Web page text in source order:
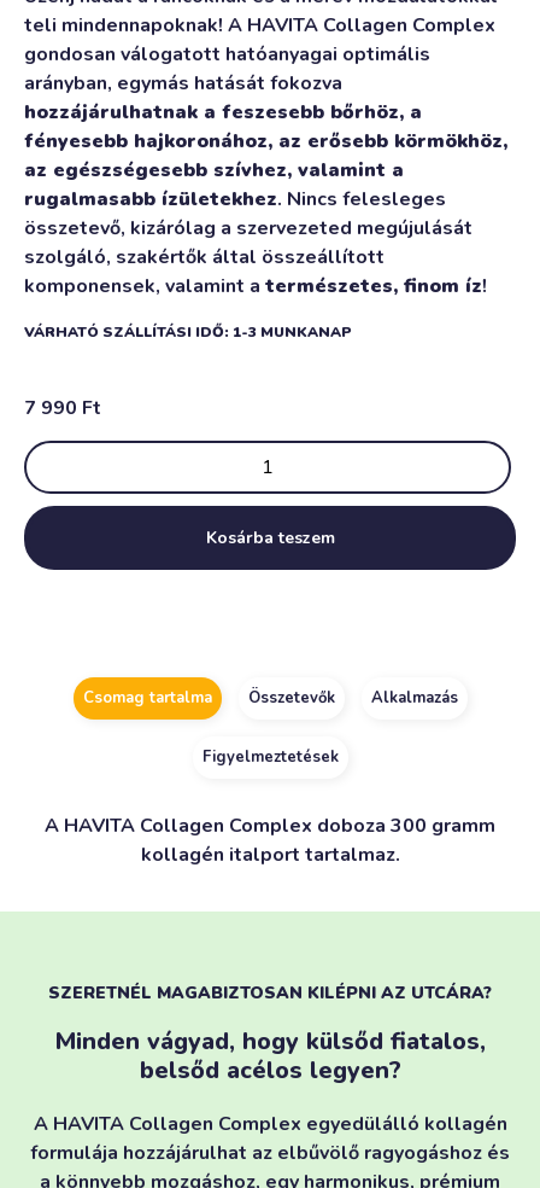
teli mindennapoknak! A HAVITA Collagen Complex
gondosan válogatott hatóanyagai optimális
arányban, egymás hatását fokozva
hozzájárulhatnak a feszesebb bőrhöz, a
fényesebb hajkoronához, az erősebb körmökhöz,
az egészségesebb szívhez, valamint a
rugalmasabb ízületekhez. Nincs felesleges
összetevő, kizárólag a szervezeted megújulását
szolgáló, szakértők által összeállított
komponensek, valamint a természetes, finom íz!
VÁRHATÓ SZÁLLÍTÁSI IDŐ: 1-3 MUNKANAP
7 990 Ft
Kosárba teszem
Csomag tartalma Összetevők Alkalmazás
Figyelmeztetések
A HAVITA Collagen Complex doboza 300 gramm
kollagén italport tartalmaz.
SZERETNÉL MAGABIZTOSAN KILÉPNI AZ UTCÁRA?
Minden vágyad, hogy külsőd fiatalos,
belsőd acélos legyen?
A HAVITA Collagen Complex egyedülálló kollagén
formulája hozzájárulhat az elbűvölő ragyogáshoz és
a könnyebb mozgáshoz, egy harmonikus, prémium